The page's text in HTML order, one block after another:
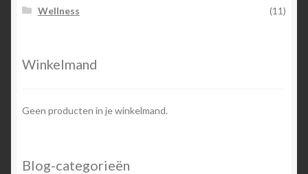
Wellness
(11)
Winkelmand
Geen producten in je winkelmand.
Blog-categorieën